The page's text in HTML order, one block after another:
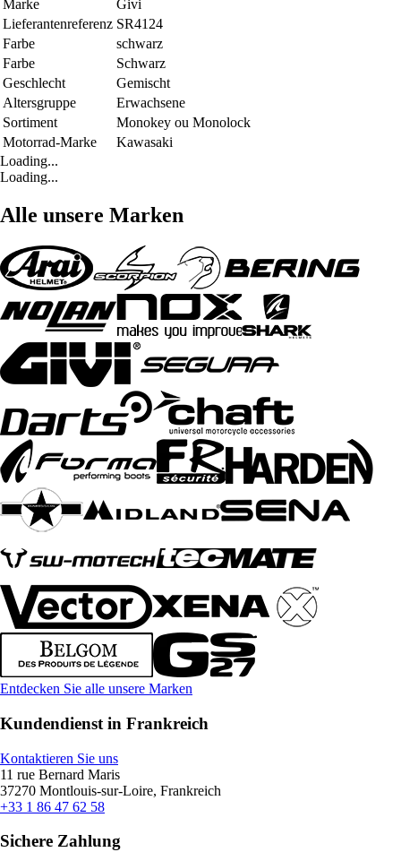
Marke
Givi
Lieferantenreferenz SR4124
Farbe
schwarz
Farbe
Schwarz
Geschlecht
Gemischt
Altersgruppe
Erwachsene
Sortiment
Monokey ou Monolock
Motorrad-Marke
Kawasaki
Loading...
Loading...
Alle unsere Marken
Entdecken Sie alle unsere Marken
Kundendienst in Frankreich
Kontaktieren Sie uns
11 rue Bernard Maris
37270 Montlouis-sur-Loire, Frankreich
+33 1 86 47 62 58
Sichere Zahlung